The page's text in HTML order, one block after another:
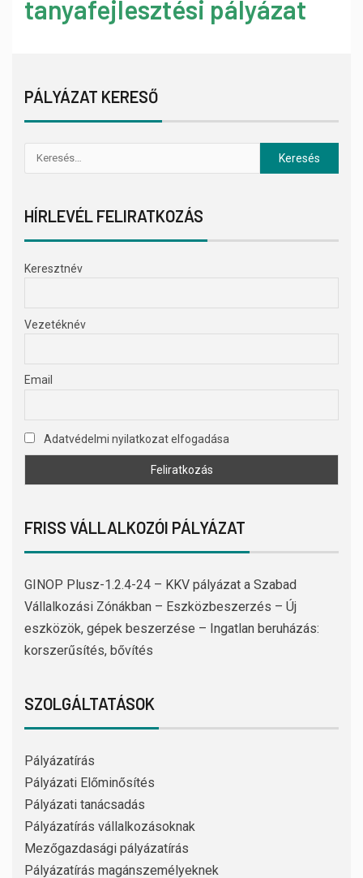
tanyafejlesztési pályázat
PÁLYÁZAT KERESŐ
HÍRLEVÉL FELIRATKOZÁS
Keresztnév
Vezetéknév
Email
Adatvédelmi nyilatkozat elfogadása
FRISS VÁLLALKOZÓI PÁLYÁZAT
GINOP Plusz-1.2.4-24 – KKV pályázat a Szabad
Vállalkozási Zónákban – Eszközbeszerzés – Új
eszközök, gépek beszerzése – Ingatlan beruházás:
korszerűsítés, bővítés
SZOLGÁLTATÁSOK
Pályázatírás
Pályázati Előminősítés
Pályázati tanácsadás
Pályázatírás vállalkozásoknak
Mezőgazdasági pályázatírás
Pályázatírás magánszemélyeknek